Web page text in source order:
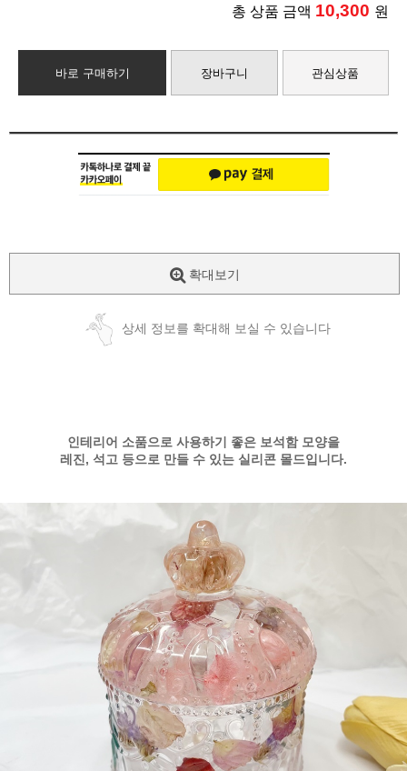
총 상품 금액 10,300 원
바로 구매하기 장바구니 관심상품
확대보기
상세 정보를 확대해 보실 수 있습니다
인테리어 소품으로 사용하기 좋은 보석함 모양을
레진, 석고 등으로 만들 수 있는 실리콘 몰드입니다.